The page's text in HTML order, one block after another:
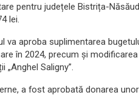
pentru județele Bistrița-
lei.
va aproba suplimentarea
în 2024, precum și
„Anghel Saligny”.
a fost aprobată donarea